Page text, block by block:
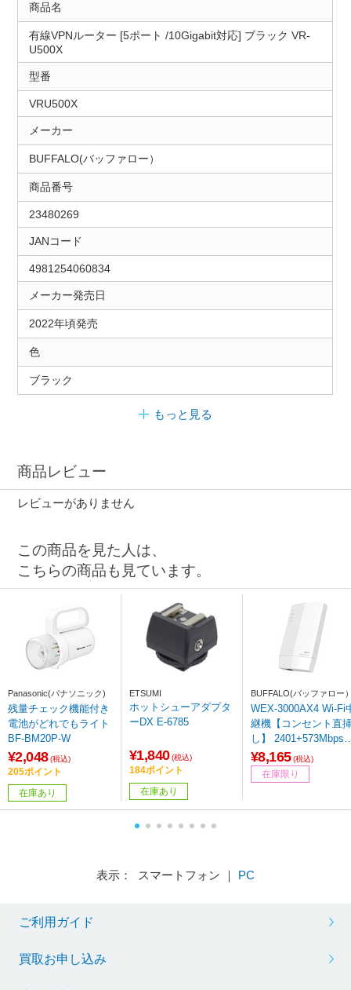
商品名
有線VPNルーター [5ポート /10Gigabit対応] ブラック VR-
U500X
型番
VRU500X
メーカー
BUFFALO(バッファロー）
商品番号
23480269
JANコード
4981254060834
メーカー発売日
2022年頃発売
色
ブラック
もっと見る
商品レビュー
レビューがありません
この商品を見た人は、
こちらの商品も見ています。
Panasonic(パナソニック)
残量チェック機能付き
電池がどれでもライト
BF-BM20P-W
¥2,048 (税込)
205ポイント
在庫あり
ETSUMI
ホットシューアダプタ
ーDX E-6785
¥1,840 (税込)
184ポイント
在庫あり
BUFFALO(バッファロー
WEX-3000AX4 Wi-Fi
継機【コンセント直
し】 2401+573Mbps
irStation ［Wi-Fi 6(ax)
/IPv6対応］
¥8,165 (税込)
在庫限り
表示： スマートフォン ｜ PC
ご利用ガイド
買取お申し込み